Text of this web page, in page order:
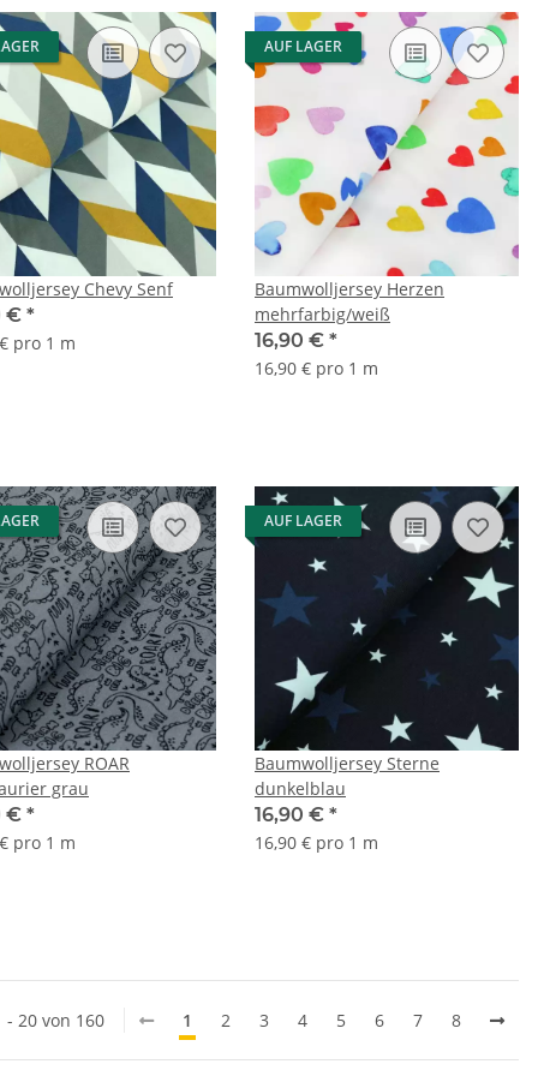
Chevy Senf
€ *
pro 1 m
AUF LAGER
Baumwolljersey Herzen
mehrfarbig/weiß
16,90 € *
16,90 € pro 1 m
ROAR
grau
€ *
pro 1 m
AUF LAGER
Baumwolljersey Sterne
dunkelblau
16,90 € *
16,90 € pro 1 m
- 20 von 160 1 2 3 4 5 6 7 8